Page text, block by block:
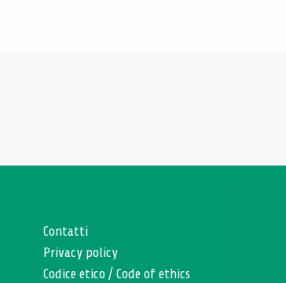
Contatti
Privacy policy
Codice etico /Code of ethics